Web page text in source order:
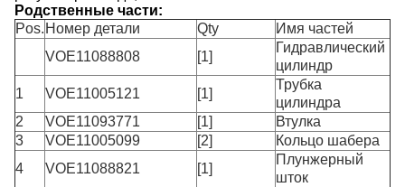
Родственные части:
Pos. Номер детали Qty
Имя частей
VOE11088808
[1]
Гидравлический
цилиндр
1
VOE11005121 [1]
Трубка
цилиндра
2
VOE11093771 [1]
Втулка
3
VOE11005099 [2]
Кольцо шабера
4
VOE11088821 [1]
Плунжерный
шток